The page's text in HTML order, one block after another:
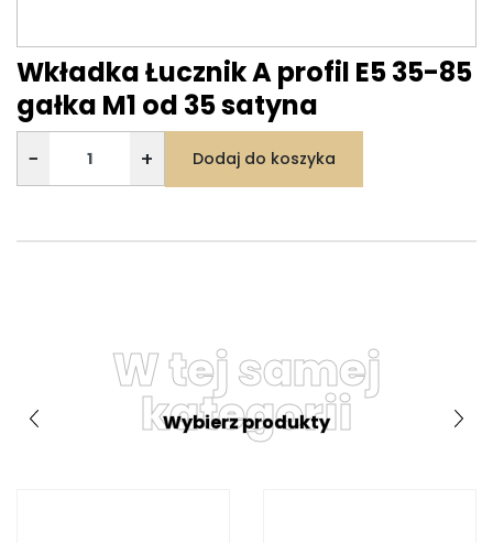
Wkładka Łucznik A profil E5 35-85
gałka M1 od 35 satyna
− + Dodaj do koszyka
W tej samej
kategorii
Wybierz produkty